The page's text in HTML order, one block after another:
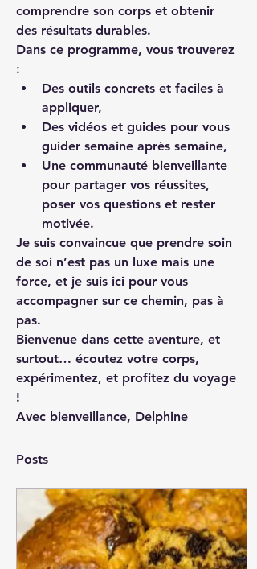
comprendre son corps et obtenir
des résultats durables.
Dans ce programme, vous trouverez
:
Des outils concrets et faciles à
appliquer,
Des vidéos et guides pour vous
guider semaine après semaine,
Une communauté bienveillante
pour partager vos réussites,
poser vos questions et rester
motivée.
Je suis convaincue que prendre soin
de soi n’est pas un luxe mais une
force, et je suis ici pour vous
accompagner sur ce chemin, pas à
pas.
Bienvenue dans cette aventure, et
surtout… écoutez votre corps,
expérimentez, et profitez du voyage
!
Avec bienveillance, Delphine
Posts